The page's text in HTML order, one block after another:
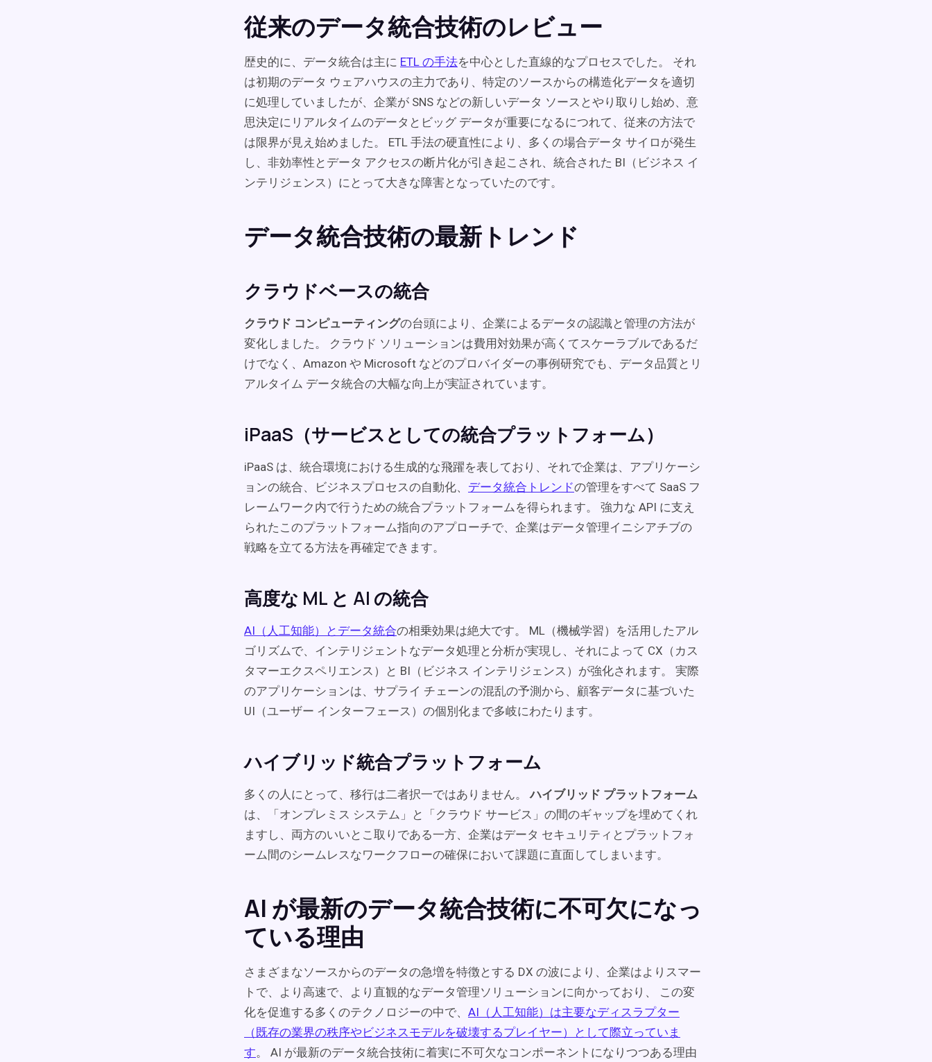
従来のデータ統合技術のレビュー
歴史的に、データ統合は主に ETL の手法を中心とした直線的なプロセスでした。 それ
は初期のデータ ウェアハウスの主力であり、特定のソースからの構造化データを適切
に処理していましたが、企業が SNS などの新しいデータ ソースとやり取りし始め、意
思決定にリアルタイムのデータとビッグ データが重要になるにつれて、従来の方法で
は限界が見え始めました。 ETL 手法の硬直性により、多くの場合データ サイロが発生
し、非効率性とデータ アクセスの断片化が引き起こされ、統合された BI（ビジネス イ
ンテリジェンス）にとって大きな障害となっていたのです。
データ統合技術の最新トレンド
クラウドベースの統合
クラウド コンピューティングの台頭により、企業によるデータの認識と管理の方法が
変化しました。 クラウド ソリューションは費用対効果が高くてスケーラブルであるだ
けでなく、Amazon や Microsoft などのプロバイダーの事例研究でも、データ品質とリ
アルタイム データ統合の大幅な向上が実証されています。
iPaaS（サービスとしての統合プラットフォーム）
iPaaS は、統合環境における生成的な飛躍を表しており、それで企業は、アプリケーシ
ョンの統合、ビジネスプロセスの自動化、 データ統合トレンドの管理をすべて SaaS フ
レームワーク内で行うための統合プラットフォームを得られます。 強力な API に支え
られたこのプラットフォーム指向のアプローチで、企業はデータ管理イニシアチブの
戦略を立てる方法を再確定できます。
高度な ML と AI の統合
AI（人工知能）とデータ統合の相乗効果は絶大です。 ML（機械学習）を活用したアル
ゴリズムで、インテリジェントなデータ処理と分析が実現し、それによって CX（カス
タマーエクスペリエンス）と BI（ビジネス インテリジェンス）が強化されます。 実際
のアプリケーションは、サプライ チェーンの混乱の予測から、顧客データに基づいた
UI（ユーザー インターフェース）の個別化まで多岐にわたります。
ハイブリッド統合プラットフォーム
多くの人にとって、移行は二者択一ではありません。ハイブリッド プラットフォーム
は、「オンプレミス システム」と「クラウド サービス」の間のギャップを埋めてくれ
ますし、両方のいいとこ取りである一方、企業はデータ セキュリティとプラットフォ
ーム間のシームレスなワークフローの確保において課題に直面してしまいます。
AI が最新のデータ統合技術に不可欠になっ
ている理由
さまざまなソースからのデータの急増を特徴とする DX の波により、企業はよりスマー
トで、より高速で、より直観的なデータ管理ソリューションに向かっており、 この変
化を促進する多くのテクノロジーの中で、 AI（人工知能）は主要なディスラプター
（既存の業界の秩序やビジネスモデルを破壊するプレイヤー）として際立っていま
す。 AI が最新のデータ統合技術に着実に不可欠なコンポーネントになりつつある理由